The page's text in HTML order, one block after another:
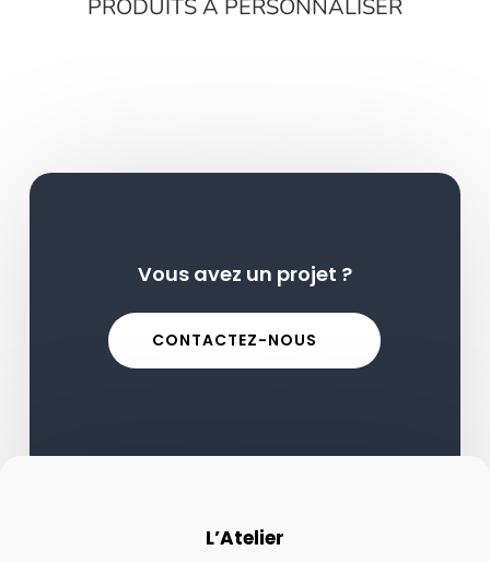
PRODUITS À PERSONNALISER
Vous avez un projet ?
CONTACTEZ-NOUS
L’Atelier